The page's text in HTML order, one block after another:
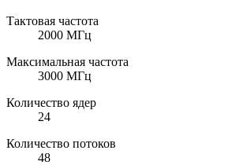
Тактовая частота
2000 МГц
Максимальная частота
3000 МГц
Количество ядер
24
Количество потоков
48